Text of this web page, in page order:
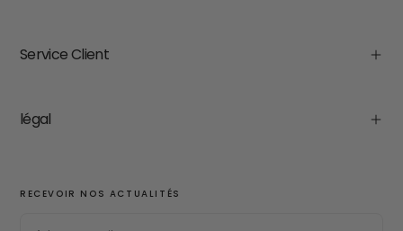
Service Client
légal
RECEVOIR NOS ACTUALITÉS